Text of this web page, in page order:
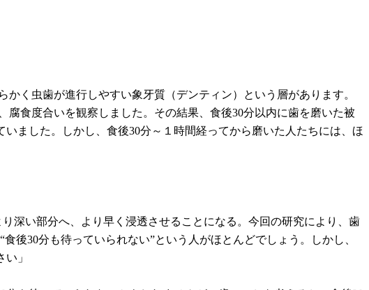
く虫歯が進行しやすい象牙質（デンティン）という層があります。
食度合いを観察しました。その結果、食後30分以内に歯を磨いた被
ました。しかし、食後30分～１時間経ってから磨いた人たちには、ほ
深い部分へ、より早く浸透させることになる。今回の研究により、歯
後30分も待っていられない”という人がほとんどでしょう。しかし、
」